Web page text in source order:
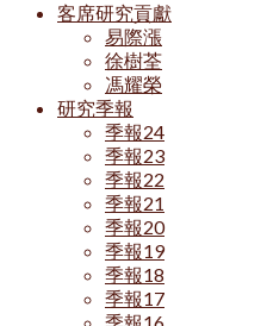
客席研究貢獻
易際漲
徐樹荃
馮耀榮
研究季報
季報24
季報23
季報22
季報21
季報20
季報19
季報18
季報17